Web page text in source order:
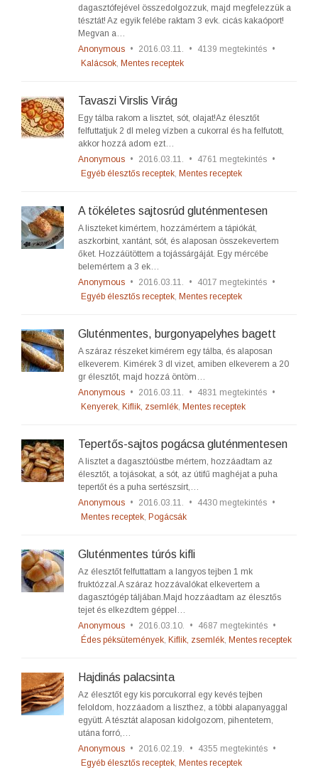
dagasztófejével összedolgozzuk, majd megfelezzük a
tésztát! Az egyik felébe raktam 3 evk. cicás kakaóport!
Megvan a…
Anonymous • 2016.03.11. • 4139 megtekintés •
Kalácsok, Mentes receptek
Tavaszi Virslis Virág
Egy tálba rakom a lisztet, sót, olajat!Az élesztőt
felfuttatjuk 2 dl meleg vízben a cukorral és ha felfutott,
akkor hozzá adom ezt…
Anonymous • 2016.03.11. • 4761 megtekintés •
Egyéb élesztős receptek, Mentes receptek
A tökéletes sajtosrúd gluténmentesen
A liszteket kimértem, hozzámértem a tápiókát,
aszkorbint, xantánt, sót, és alaposan összekevertem
őket. Hozzáütöttem a tojássárgáját. Egy mércébe
belemértem a 3 ek…
Anonymous • 2016.03.11. • 4017 megtekintés •
Egyéb élesztős receptek, Mentes receptek
Gluténmentes, burgonyapelyhes bagett
A száraz részeket kimérem egy tálba, és alaposan
elkeverem. Kimérek 3 dl vizet, amiben elkeverem a 20
gr élesztőt, majd hozzá öntöm…
Anonymous • 2016.03.11. • 4831 megtekintés •
Kenyerek, Kiflik, zsemlék, Mentes receptek
Tepertős-sajtos pogácsa gluténmentesen
A lisztet a dagasztóüstbe mértem, hozzáadtam az
élesztőt, a tojásokat, a sót, az útifű maghéjat a puha
tepertőt és a puha sertészsírt,…
Anonymous • 2016.03.11. • 4430 megtekintés •
Mentes receptek, Pogácsák
Gluténmentes túrós kifli
Az élesztőt felfuttattam a langyos tejben 1 mk
fruktózzal.A száraz hozzávalókat elkevertem a
dagasztógép táljában.Majd hozzáadtam az élesztős
tejet és elkezdtem géppel…
Anonymous • 2016.03.10. • 4687 megtekintés •
Édes péksütemények, Kiflik, zsemlék, Mentes receptek
Hajdinás palacsinta
Az élesztőt egy kis porcukorral egy kevés tejben
feloldom, hozzáadom a liszthez, a többi alapanyaggal
együtt. A tésztát alaposan kidolgozom, pihentetem,
utána forró,…
Anonymous • 2016.02.19. • 4355 megtekintés •
Egyéb élesztős receptek, Mentes receptek